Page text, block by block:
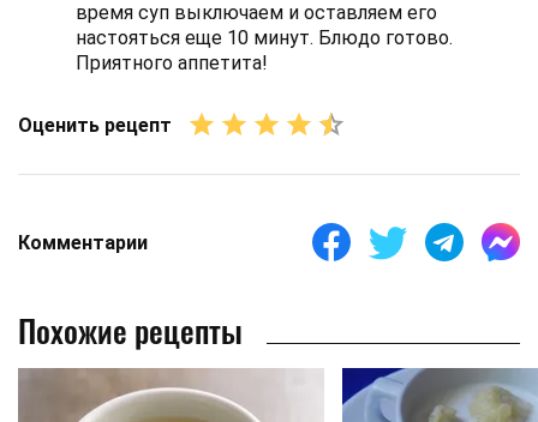
время суп выключаем и оставляем его
настояться еще 10 минут. Блюдо готово.
Приятного аппетита!
Оценить рецепт
Комментарии
Похожие рецепты